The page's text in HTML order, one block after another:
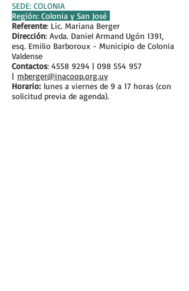
SEDE: COLONIA
Región: Colonia y San José
Referente: Lic. Mariana Berger
Dirección: Avda. Daniel Armand Ugón 1391,
esq. Emilio Barboroux - Municipio de Colonia
Valdense
Contactos: 4558 9294 | 098 554 957
| mberger@inacoop.org.uy
Horario: lunes a viernes de 9 a 17 horas (con
solicitud previa de agenda).